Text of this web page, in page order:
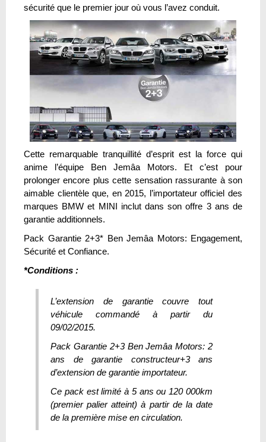
sécurité que le premier jour où vous l’avez conduit.
Cette remarquable tranquillité d’esprit est la force qui
anime l’équipe Ben Jemâa Motors. Et c’est pour
prolonger encore plus cette sensation rassurante à son
aimable clientèle que, en 2015, l’importateur officiel des
marques BMW et MINI inclut dans son offre 3 ans de
garantie additionnels.
Pack Garantie 2+3* Ben Jemâa Motors: Engagement,
Sécurité et Confiance.
*Conditions :
L’extension de garantie couvre tout
véhicule commandé à partir du
09/02/2015.
Pack Garantie 2+3 Ben Jemâa Motors: 2
ans de garantie constructeur+3 ans
d’extension de garantie importateur.
Ce pack est limité à 5 ans ou 120 000km
(premier palier atteint) à partir de la date
de la première mise en circulation.